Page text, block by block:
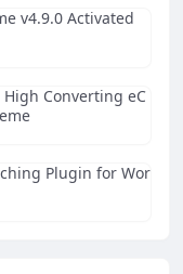
v4.9.0 Activated
High Converting eC
Plugin for Wor